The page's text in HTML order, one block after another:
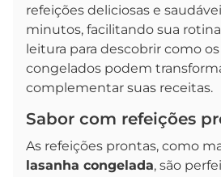
refeições deliciosas e
minutos, facilitando sua
leitura para descobrir como
congelados podem
complementar suas receitas.
Sabor com refeições
As refeições prontas, como
lasanha congelada, são